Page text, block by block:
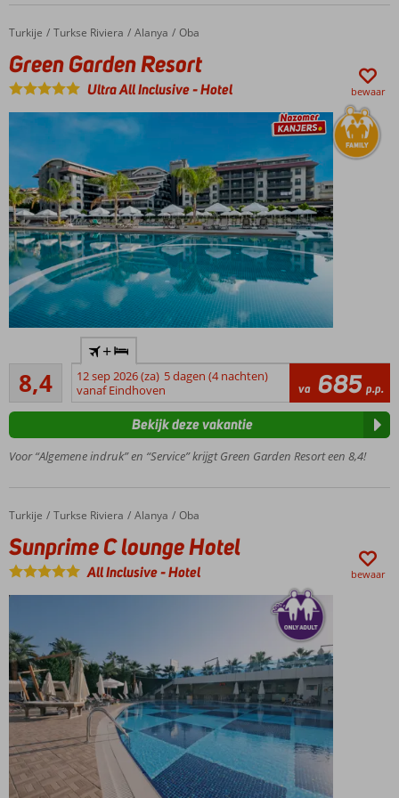
Home
Turkije Turkse Riviera Alanya Oba
Green Garden Resort
Green Garden Resort
Ultra All Inclusive-Hotel bewaar
familiehotel
met
privéstrand
Fijn verblijf in
comfortabele
(familie)kamers
of boek een
Plons in het
zwembad of
ga van de
waterglijbaan
Lekker bakkie bij
coffee corner en
dineer in maar
liefst 4 à-la-
carterestaurants
8,4
Zeer goed
67
beoordelingen
+
12 sep 2026 (za) 5 dagen (4 nachten)
vanaf Eindhoven
va 685 p.p.
Voor “Algemene indruk” en “Service” krijgt Green Garden Resort een 8,4!
Bekijk deze vakantie
Home
Turkije Turkse Riviera Alanya Oba
Sunprime C lounge Hotel
Sunprime C lounge Hotel
All Inclusive-Hotel bewaar